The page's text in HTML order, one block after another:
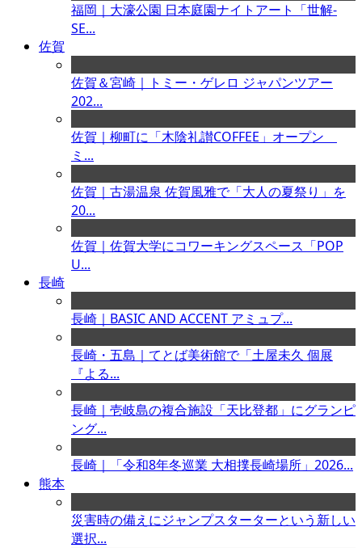
福岡｜大濠公園 日本庭園ナイトアート「世解-
SE...
佐賀
佐賀＆宮崎｜トミー・ゲレロ ジャパンツアー
202...
佐賀｜柳町に「木陰礼讃COFFEE」オープン
ミ...
佐賀｜古湯温泉 佐賀風雅で「大人の夏祭り」を
20...
佐賀｜佐賀大学にコワーキングスペース「POP
U...
長崎
長崎｜BASIC AND ACCENT アミュプ...
長崎・五島｜てとば美術館で「土屋未久 個展
『よる...
長崎｜壱岐島の複合施設「天比登都」にグランピ
ング...
長崎｜「令和8年冬巡業 大相撲長崎場所」2026...
熊本
災害時の備えにジャンプスターターという新しい
選択...